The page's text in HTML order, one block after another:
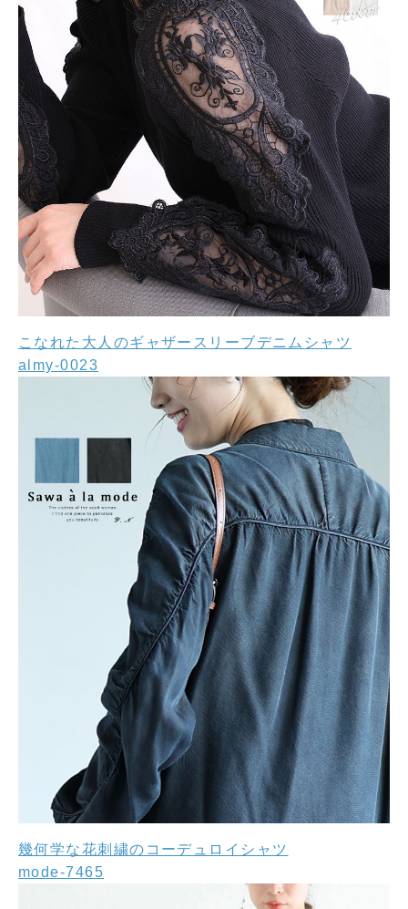
こなれた大人のギャザースリーブデニムシャツ
almy-0023
幾何学な花刺繍のコーデュロイシャツ
mode-7465